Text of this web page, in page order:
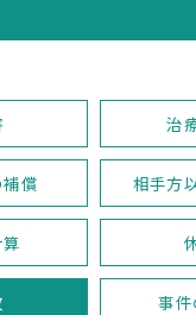
治
償 相手方
事